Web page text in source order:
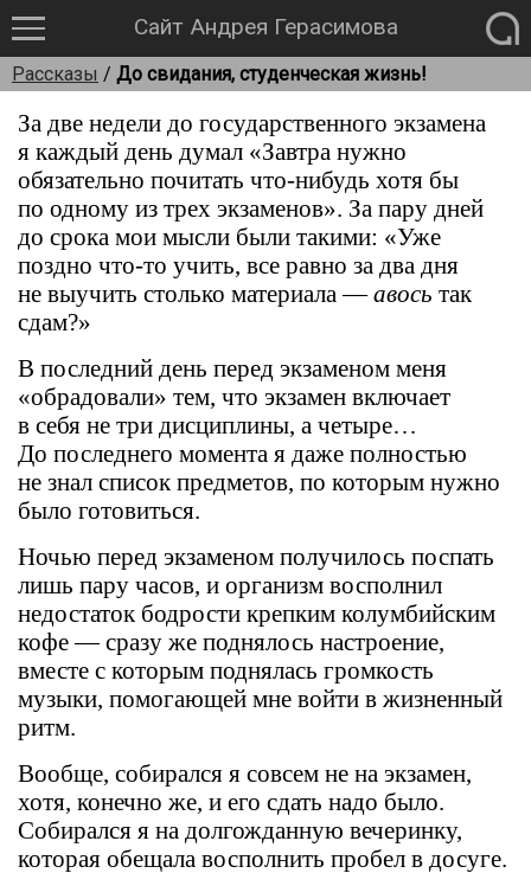
Сайт Андрея Герасимова
Рассказы / До свидания, студенческая жизнь!
За две недели до государственного экзамена
я каждый день думал «Завтра нужно
обязательно почитать что-нибудь хотя бы
по одному из трех экзаменов». За пару дней
до срока мои мысли были такими: «Уже
поздно что-то учить, все равно за два дня
не выучить столько материала —авось так
сдам?»
В последний день перед экзаменом меня
«обрадовали» тем, что экзамен включает
в себя не три дисциплины, а четыре…
До последнего момента я даже полностью
не знал список предметов, по которым нужно
было готовиться.
Ночью перед экзаменом получилось поспать
лишь пару часов, и организм восполнил
недостаток бодрости крепким колумбийским
кофе — сразу же поднялось настроение,
вместе с которым поднялась громкость
музыки, помогающей мне войти в жизненный
ритм.
Вообще, собирался я совсем не на экзамен,
хотя, конечно же, и его сдать надо было.
Собирался я на долгожданную вечеринку,
которая обещала восполнить пробел в досуге.